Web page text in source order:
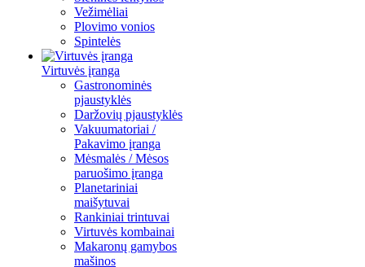
Vežimėliai
Plovimo vonios
Spintelės
Virtuvės įranga
Gastronominės
pjaustyklės
Daržovių pjaustyklės
Vakuumatoriai /
Pakavimo įranga
Mėsmalės / Mėsos
paruošimo įranga
Planetariniai
maišytuvai
Rankiniai trintuvai
Virtuvės kombainai
Makaronų gamybos
mašinos